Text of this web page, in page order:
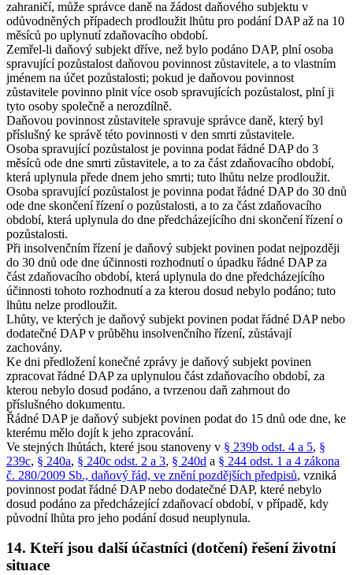
zahraničí, může správce daně na žádost daňového subjektu v
odůvodněných případech prodloužit lhůtu pro podání DAP až na 10
měsíců po uplynutí zdaňovacího období.
Zemřel-li daňový subjekt dříve, než bylo podáno DAP, plní osoba
spravující pozůstalost daňovou povinnost zůstavitele, a to vlastním
jménem na účet pozůstalosti; pokud je daňovou povinnost
zůstavitele povinno plnit více osob spravujících pozůstalost, plní ji
tyto osoby společně a nerozdílně.
Daňovou povinnost zůstavitele spravuje správce daně, který byl
příslušný ke správě této povinnosti v den smrti zůstavitele.
Osoba spravující pozůstalost je povinna podat řádné DAP do 3
měsíců ode dne smrti zůstavitele, a to za část zdaňovacího období,
která uplynula přede dnem jeho smrti; tuto lhůtu nelze prodloužit.
Osoba spravující pozůstalost je povinna podat řádné DAP do 30 dnů
ode dne skončení řízení o pozůstalosti, a to za část zdaňovacího
období, která uplynula do dne předcházejícího dni skončení řízení o
pozůstalosti.
Při insolvenčním řízení je daňový subjekt povinen podat nejpozději
do 30 dnů ode dne účinnosti rozhodnutí o úpadku řádné DAP za
část zdaňovacího období, která uplynula do dne předcházejícího
účinnosti tohoto rozhodnutí a za kterou dosud nebylo podáno; tuto
lhůtu nelze prodloužit.
Lhůty, ve kterých je daňový subjekt povinen podat řádné DAP nebo
dodatečné DAP v průběhu insolvenčního řízení, zůstávají
zachovány.
Ke dni předložení konečné zprávy je daňový subjekt povinen
zpracovat řádné DAP za uplynulou část zdaňovacího období, za
kterou nebylo dosud podáno, a tvrzenou daň zahrnout do
příslušného dokumentu.
Řádné DAP je daňový subjekt povinen podat do 15 dnů ode dne, ke
kterému mělo dojít k jeho zpracování.
Ve stejných lhůtách, které jsou stanoveny v § 239b odst. 4 a 5, §
239c, § 240a, § 240c odst. 2 a 3, § 240d a § 244 odst. 1 a 4 zákona
č. 280/2009 Sb., daňový řád, ve znění pozdějších předpisů, vzniká
povinnost podat řádné DAP nebo dodatečné DAP, které nebylo
dosud podáno za předcházející zdaňovací období, v případě, kdy
původní lhůta pro jeho podání dosud neuplynula.
14. Kteří jsou další účastníci (dotčení) řešení životní
situace